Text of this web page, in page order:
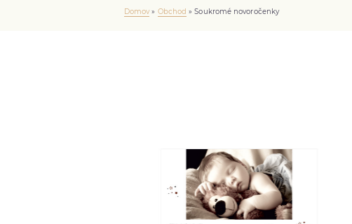
Domov» Obchod »Soukromé novoročenky